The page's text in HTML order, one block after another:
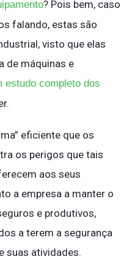
? Pois bem, caso
falando, estas são
visto que elas
de máquinas e
estudo completo dos
eficiente que os
os perigos que tais
aos seus
a empresa a manter o
e produtivos,
a terem a segurança
suas atividades.